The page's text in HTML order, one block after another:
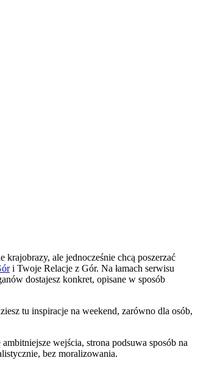
ale jednocześnie chcą poszerzać
i Twoje Relacje z Gór. Na łamach serwisu
dostajesz konkret, opisane w sposób
tu inspiracje na weekend, zarówno dla osób,
wejścia, strona podsuwa sposób na
bez moralizowania.